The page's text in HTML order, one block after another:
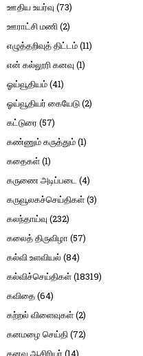
ஊதிய உயர்வு (73)
ஊராட்சி மணி(2)
எழுத்தறிவுத் திட்டம்(11)
என் கல்லூரி கனவு (1)
ஓய்வூதியம்(41)
ஓய்வூதியர் கையேடு(2)
கட்டுரை (57)
கண்ணும் கருத்தும்(1)
கதைகள்(1)
கருணை அடிப்படை (4)
கருவூலகச்செய்திகள்(3)
கலந்தாய்வு (232)
கலைத் திருவிழா (57)
கல்வி உளவியல் (84)
கல்விச்செய்திகள்(18319)
கவிதை(64)
கற்றல் விளைவுகள்(2)
கனமழை செய்தி(72)